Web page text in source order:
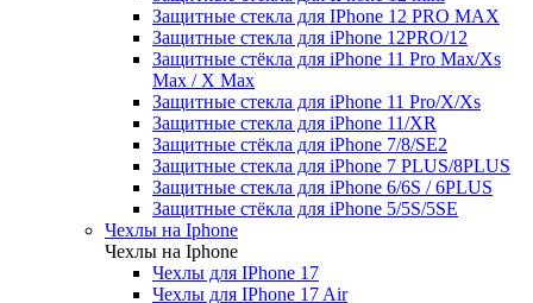
Защитные стекла для IPhone 12 PRO MAX
Защитные стекла для iPhone 12PRO/12
Защитные стёкла для iPhone 11 Pro Max/Xs
Max / X Max
Защитные стекла для iPhone 11 Pro/X/Xs
Защитные стекла для iPhone 11/XR
Защитные стёкла для iPhone 7/8/SE2
Защитные стекла для iPhone 7 PLUS/8PLUS
Защитные стекла для iPhone 6/6S / 6PLUS
Защитные стёкла для iPhone 5/5S/5SE
Чехлы на Iphone
Чехлы на Iphone
Чехлы для IPhone 17
Чехлы для IPhone 17 Air